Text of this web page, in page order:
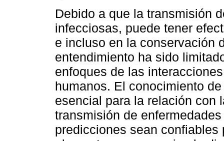
Debido a que la transmisión
infecciosas, puede tener
e incluso en la conservación
entendimiento ha sido
enfoques de las
humanos. El conocimiento
esencial para la relación con
transmisión de
predicciones sean